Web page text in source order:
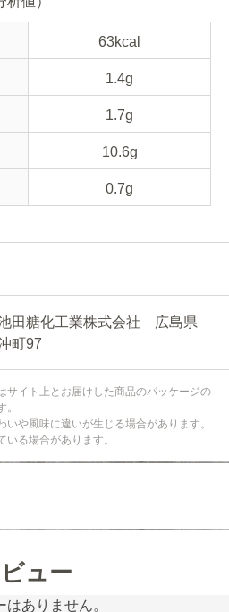
63kcal
1.4g
1.7g
10.6g
0.7g
田糖化工業株式会社 広島県
町97
イト上とお届けした商品のパッケージの
や風味に違いが生じる場合があります。
いる場合があります。
ュー
はありません。